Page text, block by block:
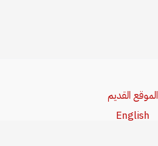
الموقع القديم
English